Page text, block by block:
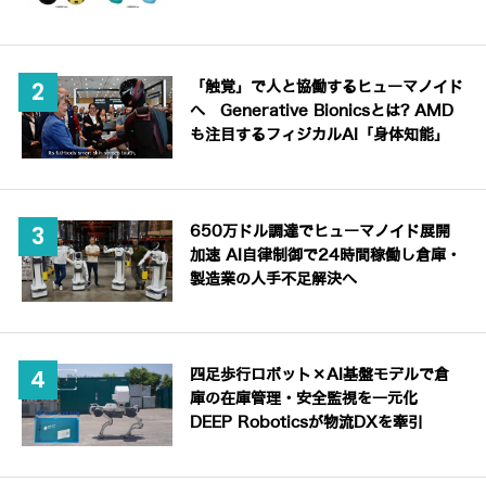
「触覚」で人と協働するヒューマノイド
へ Generative Bionicsとは? AMD
も注目するフィジカルAI「身体知能」
650万ドル調達でヒューマノイド展開
加速 AI自律制御で24時間稼働し倉庫・
製造業の人手不足解決へ
四足歩行ロボット×AI基盤モデルで倉
庫の在庫管理・安全監視を一元化
DEEP Roboticsが物流DXを牽引